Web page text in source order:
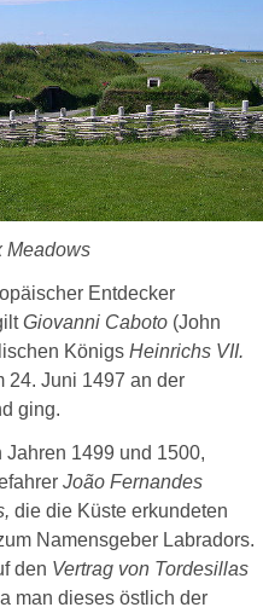
Meadows
Entdecker
Giovanni Caboto (John
KönigsHeinrichs VII.
24. Juni 1497 an der
ging.
Jahren 1499 und 1500,
João Fernandes
die die Küste erkundeten
Namensgeber Labradors.
den Vertrag von Tordesillas
man dieses östlich der